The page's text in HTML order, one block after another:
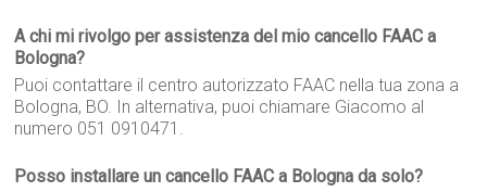
A chi mi rivolgo per assistenza del mio cancello FAAC a
Bologna?
Puoi contattare il centro autorizzato FAAC nella tua zona a
Bologna, BO. In alternativa, puoi chiamare Giacomo al
numero 051 0910471.
Posso installare un cancello FAAC a Bologna da solo?